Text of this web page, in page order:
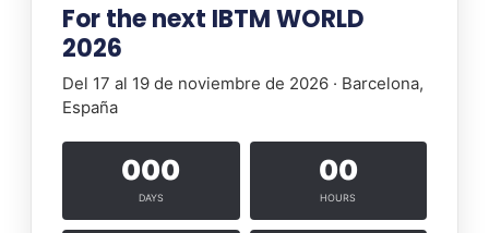
For the next IBTM WORLD
2026
Del 17 al 19 de noviembre de 2026 · Barcelona,
España
000
DAYS
00
HOURS